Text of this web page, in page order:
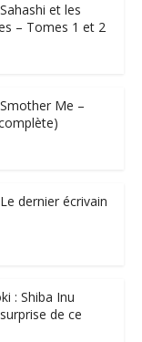
et les
– Tomes 1 et 2
Me –
dernier écrivain
: Shiba Inu
de ce